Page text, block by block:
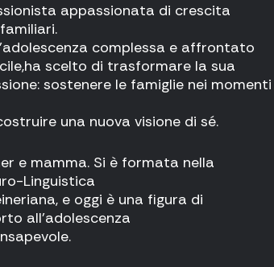
appassionata di crescita
complessa e affrontato
ha scelto di trasformare la sua
sostenere le famiglie nei momenti
una nuova visione di sé.
e mamma. Si è formata nella
Linguistica
e oggi è una figura di
all’adolescenza